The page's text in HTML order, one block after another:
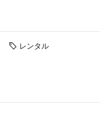
レンタル